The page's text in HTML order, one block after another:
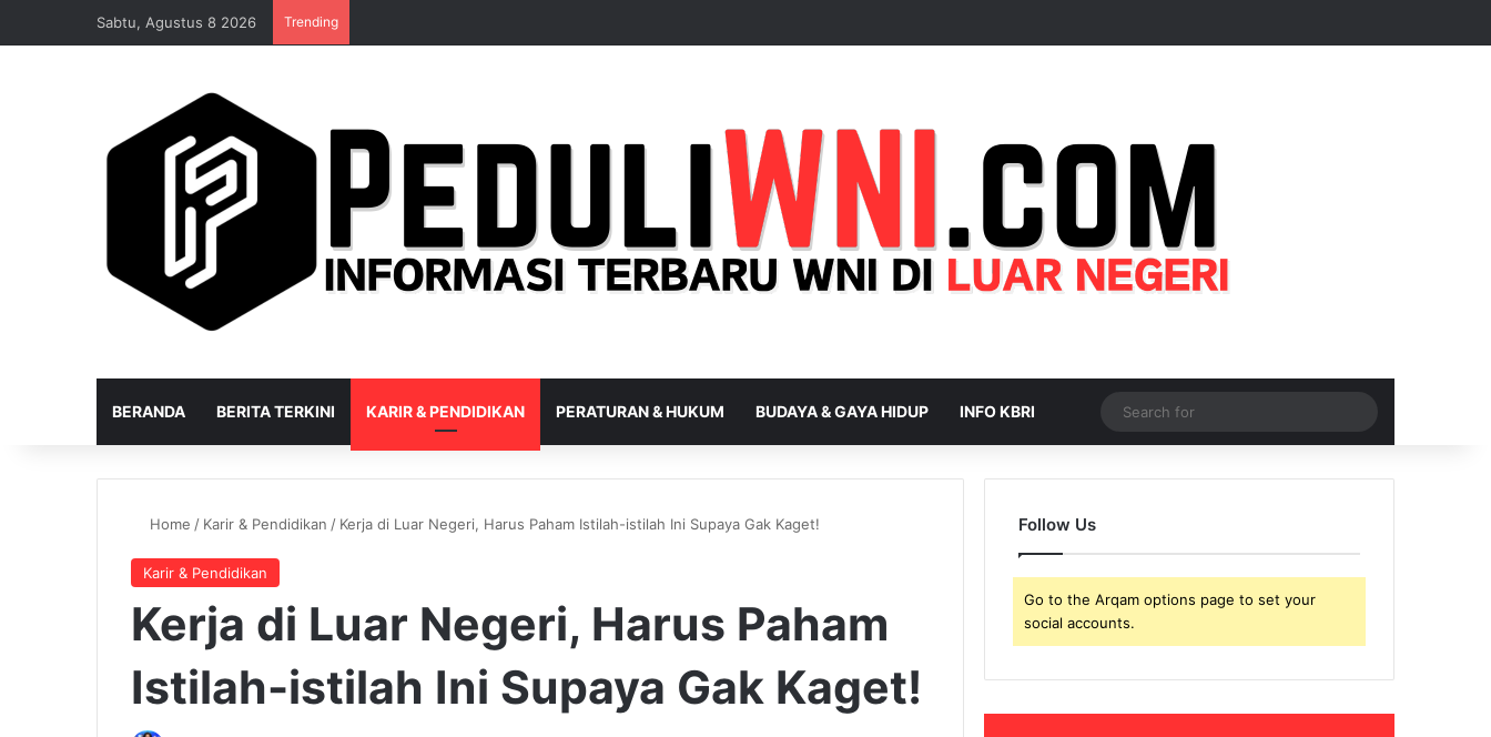
Sabtu, Agustus 8 2026 Trending
BERANDA BERITA TERKINI KARIR & PENDIDIKAN PERATURAN & HUKUM BUDAYA & GAYA HIDUP INFO KBRI
for
Home / Karir & Pendidikan / Kerja di Luar Negeri, Harus Paham Istilah-istilah Ini Supaya Gak Kaget!
Karir & Pendidikan
Kerja di Luar Negeri, Harus Paham
Istilah-istilah Ini Supaya Gak Kaget!
Follow Us
Go to the Arqam options page to set your
social accounts.